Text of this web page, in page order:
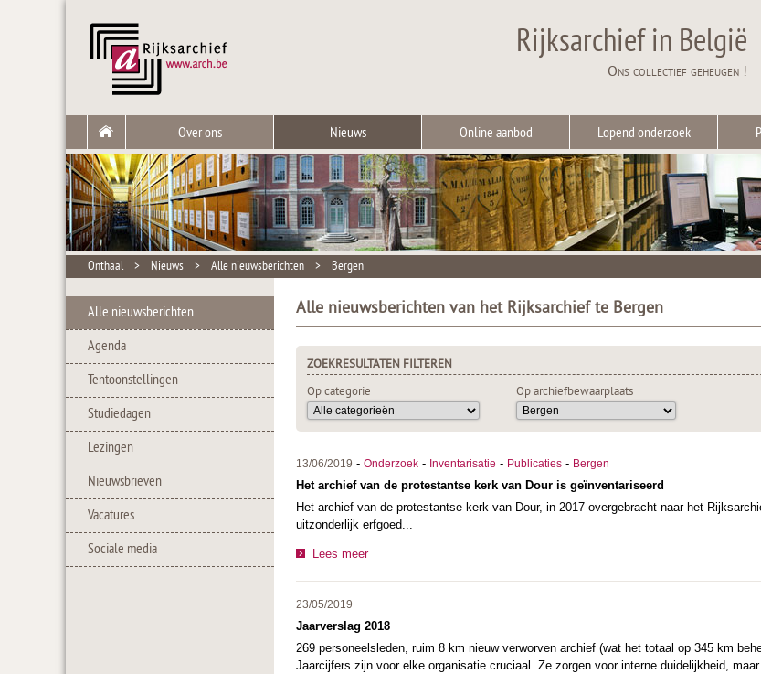
Rijksarchief in België
Ons collectief geheugen !
Over ons Nieuws Online aanbod Lopend onderzoek
Onthaal > Nieuws > Alle nieuwsberichten > Bergen
Alle nieuwsberichten
Agenda
Tentoonstellingen
Studiedagen
Lezingen
Nieuwsbrieven
Vacatures
Sociale media
Alle nieuwsberichten van het Rijksarchief te Bergen
ZOEKRESULTATEN FILTEREN
Op categorie
Op archiefbewaarplaats
13/06/2019 - Onderzoek - Inventarisatie - Publicaties - Bergen
Het archief van de protestantse kerk van Dour is geïnventariseerd
Het archief van de protestantse kerk van Dour, in 2017 overgebracht naar het
uitzonderlijk erfgoed...
Lees meer
23/05/2019
Jaarverslag 2018
269 personeelsleden, ruim 8 km nieuw verworven archief (wat het totaal op 345 km
Jaarcijfers zijn voor elke organisatie cruciaal. Ze zorgen voor interne duidelijkheid,